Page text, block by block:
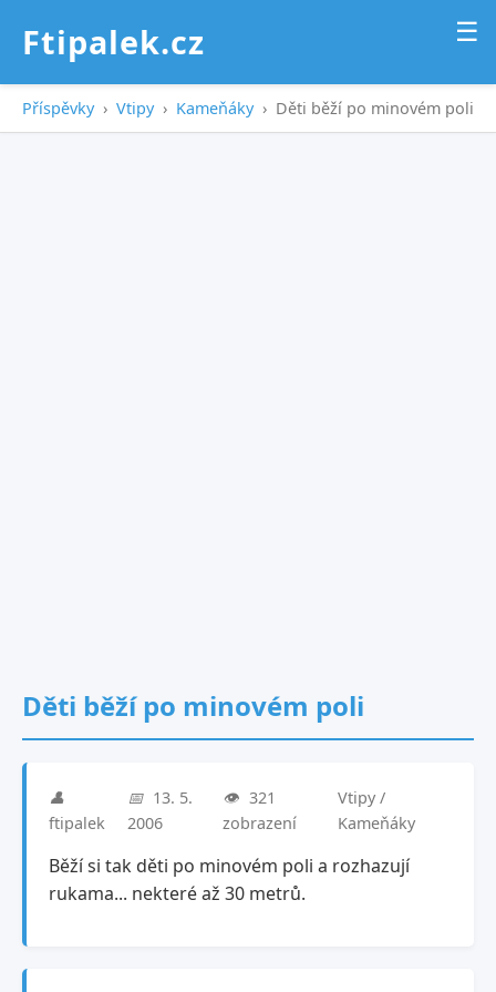
Ftipalek.cz ☰
Příspěvky › Vtipy › Kameňáky › Děti běží po minovém poli
Děti běží po minovém poli
👤
ftipalek
📅 13. 5.
2006
👁️ 321
zobrazení
Vtipy /
Kameňáky
Běží si tak děti po minovém poli a rozhazují
rukama... nekteré až 30 metrů.